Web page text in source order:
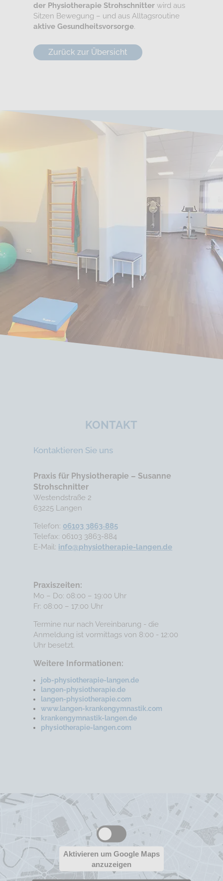
der Physiotherapie Strohschnitter wird aus
Sitzen Bewegung – und aus Alltagsroutine
aktive Gesundheitsvorsorge.
Zurück zur Übersicht
KONTAKT
Kontaktieren Sie uns
Praxis für Physiotherapie – Susanne
Strohschnitter
Westendstraße 2
63225 Langen
Telefon: 06103 3863‑885
Telefax: 06103 3863-884
E-Mail: info@physiotherapie-langen.de
Praxiszeiten:
Mo – Do: 08:00 – 19:00 Uhr
Fr: 08:00 – 17:00 Uhr
Termine nur nach Vereinbarung - die
Anmeldung ist vormittags von 8:00 - 12:00
Uhr besetzt.
Weitere Informationen:
job-physiotherapie-langen.de
langen-physiotherapie.de
langen-physiotherapie.com
www.langen-krankengymnastik.com
krankengymnastik-langen.de
physiotherapie-langen.com
Aktivieren um Google Maps
anzuzeigen